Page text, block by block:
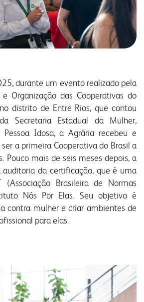
grits e flakes
outros negócios
sustentabilidade
fornecedores
gestão integrada
responsabilidade social
bovino
óleo e farelo
a indústria
produtos
laudos
certificações
transportes
contatos
grits e flakes
inicial
durante um evento realizado pela
e Organização das Cooperativas do
distrito de Entre Rios, que contou
Secretaria Estadual da Mulher,
Idosa, a Agrária recebeu e
a primeira Cooperativa do Brasil a
Pouco mais de seis meses depois, a
auditoria da certificação, que é uma
Brasileira de Normas
Nós Por Elas. Seu objetivo é
contra mulher e criar ambientes de
para elas.